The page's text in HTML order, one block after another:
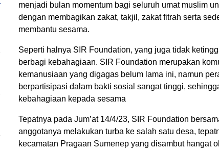
menjadi bulan momentum bagi seluruh umat muslim
dengan membagikan zakat, takjil, zakat fitrah serta
membantu sesama.
Seperti halnya SIR Foundation, yang juga tidak
berbagi kebahagiaan. SIR Foundation merupakan
kemanusiaan yang digagas belum lama ini, namun
berpartisipasi dalam bakti sosial sangat tinggi,
kebahagiaan kepada sesama
Tepatnya pada Jum’at 14/4/23, SIR Foundation
anggotanya melakukan turba ke salah satu desa,
kecamatan Pragaan Sumenep yang disambut hangat